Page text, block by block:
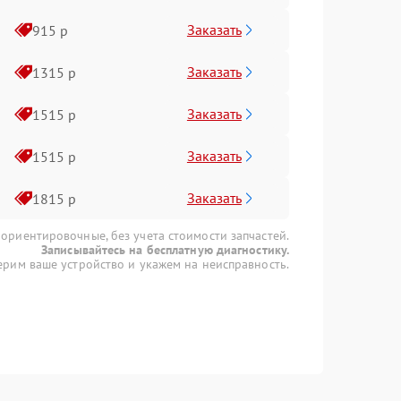
915 р Заказать
1315 р Заказать
1515 р Заказать
1515 р Заказать
1815 р Заказать
без учета стоимости запчастей.
Записывайтесь на бесплатную диагностику.
ваше устройство и укажем на неисправность.